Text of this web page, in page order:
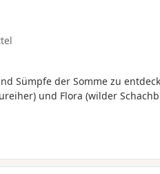
Sümpfe der Somme zu
und Flora (wilder